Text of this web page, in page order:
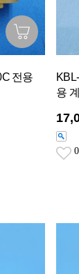
전용
용
0